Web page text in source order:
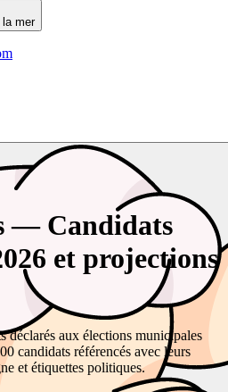
la mer
— Candidats
et projections
déclarés aux élections municipales
candidats référencés avec leurs
et étiquettes politiques.